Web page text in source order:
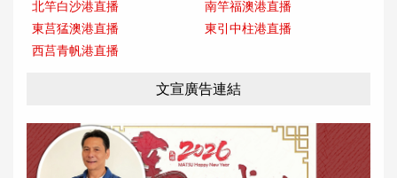
北竿白沙港直播
南竿福澳港直播
東莒猛澳港直播
東引中柱港直播
西莒青帆港直播
文宣廣告連結